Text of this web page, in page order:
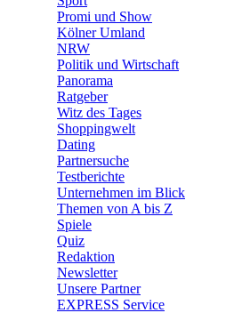
Promi und Show
Kölner Umland
NRW
Politik und Wirtschaft
Panorama
Ratgeber
Witz des Tages
Shoppingwelt
Dating
Partnersuche
Testberichte
Unternehmen im Blick
Themen von A bis Z
Spiele
Quiz
Redaktion
Newsletter
Unsere Partner
EXPRESS Service